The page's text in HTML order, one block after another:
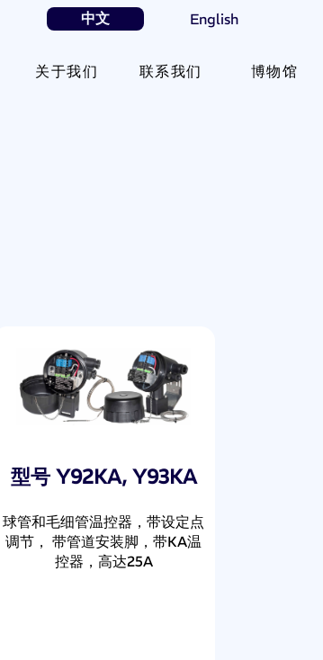
中文 English
关于我们 联系我们 博物馆
型号 Y92KA, Y93KA
球管和毛细管温控器，带设定点
调节， 带管道安装脚，带KA温
控器，高达25A